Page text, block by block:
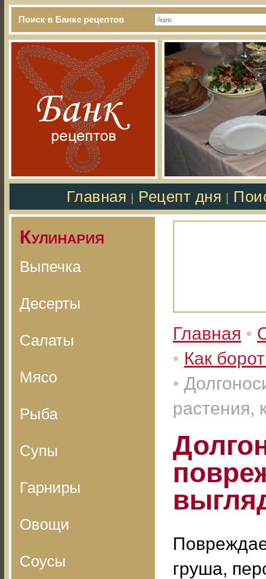
Поиск в Банке рецептов
Главная Рецепт дня
Кулинария
Выпечка
Десерты
Салаты
Мясо
Рыба
Супы
Гарниры
Овощи
Соусы
Главная •
• Как
•
растения,
груша,